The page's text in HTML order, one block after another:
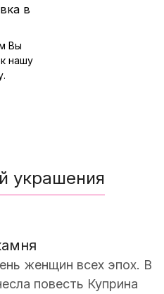
в
Вы
нашу
украшения
женщин всех эпох. В
повесть Куприна